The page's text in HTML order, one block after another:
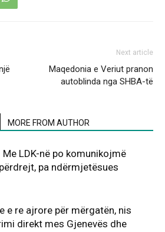
Next article
Maqedonia e Veriut pranon
autoblinda nga SHBA-të
MORE FROM AUTHOR
Me LDK-në po komunikojmë
pa ndërmjetësues
e re ajrore për mërgatën, nis
direkt mes Gjenevës dhe